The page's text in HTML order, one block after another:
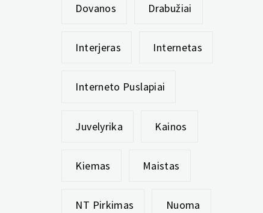
Dovanos Drabužiai
Interjeras Internetas
Interneto Puslapiai
Juvelyrika Kainos
Kiemas Maistas
NT Pirkimas Nuoma